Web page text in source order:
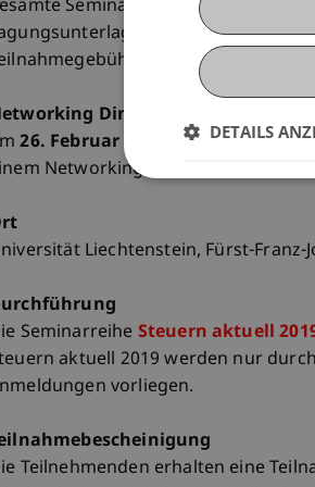
Seminarreihe
Steuern aktuell
wird zu Beginn der
Dinner
26. Februar 2019 und 16. April
Networking Dinner
Liechtenstein, Fürst-Franz-
Seminarreihe Steuern aktuell
aktuell 2019 werden nur
vorliegen.
Teilnehmenden erhalten eine
DETAILS